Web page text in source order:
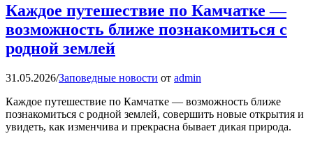
Каждое путешествие по Камчатке —
возможность ближе познакомиться с
родной землей
31.05.2026/Заповедные новости от admin
Каждое путешествие по Камчатке — возможность ближе
познакомиться с родной землей, совершить новые открытия и
увидеть, как изменчива и прекрасна бывает дикая природа.